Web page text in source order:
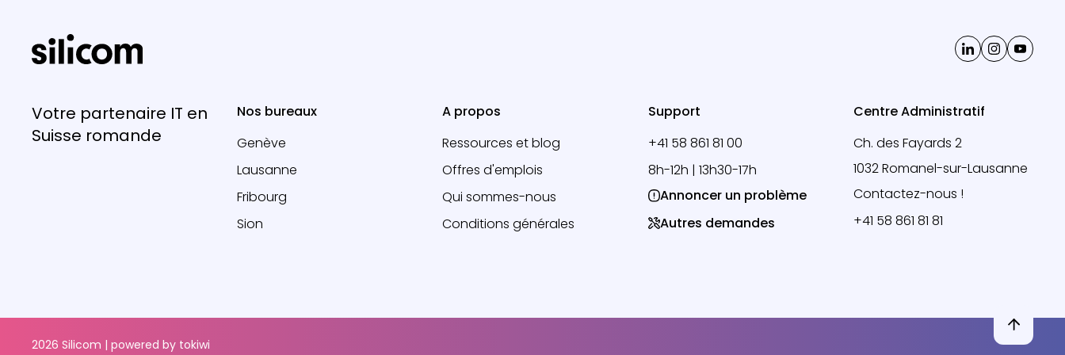
Votre partenaire IT en
Suisse romande
Nos bureaux
Genève
Lausanne
Fribourg
Sion
A propos
Ressources et blog
Offres d'emplois
Qui sommes-nous
Conditions générales
Support
+41 58 861 81 00
8h-12h | 13h30-17h
Annoncer un problème
Autres demandes
Centre Administratif
Ch. des Fayards 2
1032 Romanel-sur-Lausanne
Contactez-nous !
+41 58 861 81 81
2026 Silicom | powered by tokiwi